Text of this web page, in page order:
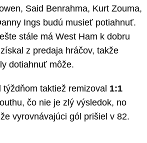
Said Benrahma, Kurt Zouma,
Ings budú musieť potiahnuť.
stále má West Ham k dobru
z predaja hráčov, takže
dotiahnuť môže.
taktiež remizoval 1:1
čo nie je zlý výsledok, no
vyrovnávajúci gól prišiel v 82.